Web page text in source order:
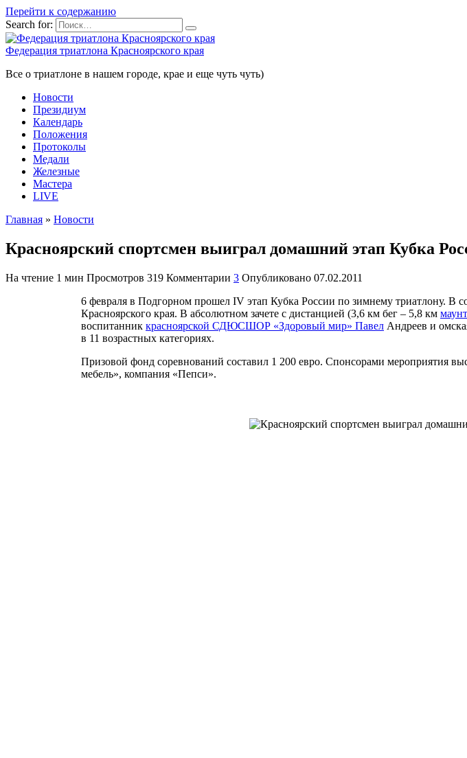
Перейти к содержанию
Search for:
Федерация триатлона Красноярского края
Все о триатлоне в нашем городе, крае и еще чуть чуть)
Новости
Президиум
Календарь
Положения
Протоколы
Медали
Железные
Мастера
LIVE
Главная » Новости
Красноярский спортсмен выиграл домашний этап Кубка
На чтение 1 мин Просмотров 319 Комментарии 3 Опубликовано 07.02.2011
6 февраля в Подгорном прошел IV этап Кубка России по зимнему триатлону. В
Красноярского края. В абсолютном зачете с дистанцией (3,6 км бег – 5,8 км
воспитанник красноярской СДЮСШОР «Здоровый мир» Павел Андреев и
в 11 возрастных категориях.
Призовой фонд соревнований составил 1 200 евро. Спонсорами мероприятия
мебель», компания «Пепси».